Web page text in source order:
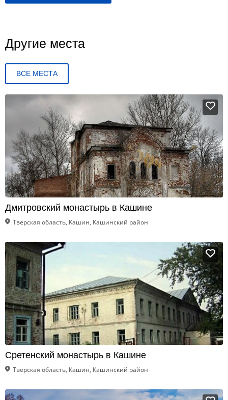
Другие места
ВСЕ МЕСТА
Дмитровский монастырь в Кашине
Тверская область, Кашин, Кашинский район
Сретенский монастырь в Кашине
Тверская область, Кашин, Кашинский район